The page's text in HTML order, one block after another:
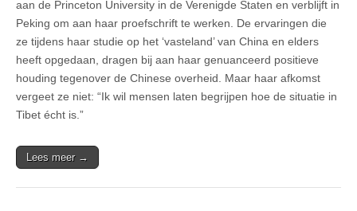
aan de Princeton University in de Verenigde Staten en verblijft in
Peking om aan haar proefschrift te werken. De ervaringen die
ze tijdens haar studie op het ‘vasteland’ van China en elders
heeft opgedaan, dragen bij aan haar genuanceerd positieve
houding tegenover de Chinese overheid. Maar haar afkomst
vergeet ze niet: “Ik wil mensen laten begrijpen hoe de situatie in
Tibet écht is.”
Lees meer →